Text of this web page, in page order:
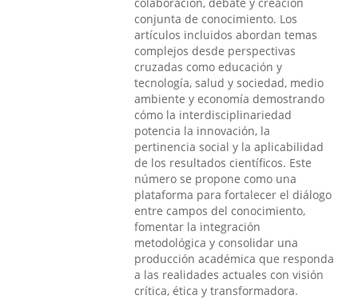
conjunta de conocimiento. Los
artículos incluidos abordan temas
complejos desde perspectivas
cruzadas como educación y
tecnología, salud y sociedad, medio
ambiente y economía demostrando
cómo la interdisciplinariedad
potencia la innovación, la
pertinencia social y la aplicabilidad
de los resultados científicos. Este
número se propone como una
plataforma para fortalecer el diálogo
entre campos del conocimiento,
fomentar la integración
metodológica y consolidar una
producción académica que responda
a las realidades actuales con visión
crítica, ética y transformadora.